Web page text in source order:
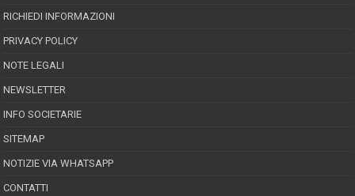
RICHIEDI INFORMAZIONI
PRIVACY POLICY
NOTE LEGALI
NEWSLETTER
INFO SOCIETARIE
SITEMAP
NOTIZIE VIA WHATSAPP
CONTATTI